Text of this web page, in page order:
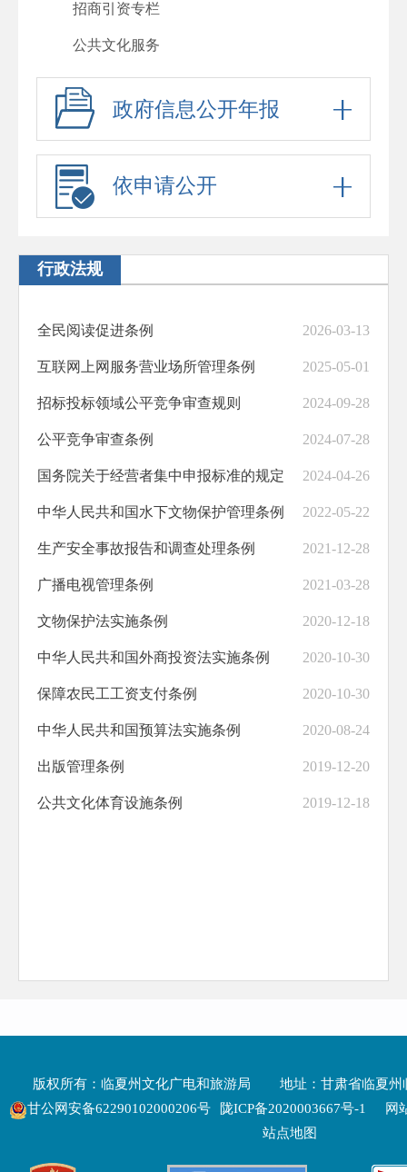
招商引资专栏
公共文化服务
政府信息公开年报
依申请公开
行政法规
全民阅读促进条例 2026-03-13
互联网上网服务营业场所管理条例 2025-05-01
招标投标领域公平竞争审查规则 2024-09-28
公平竞争审查条例 2024-07-28
国务院关于经营者集中申报标准的规定 2024-04-26
中华人民共和国水下文物保护管理条例 2022-05-22
生产安全事故报告和调查处理条例 2021-12-28
广播电视管理条例 2021-03-28
文物保护法实施条例 2020-12-18
中华人民共和国外商投资法实施条例 2020-10-30
保障农民工工资支付条例 2020-10-30
中华人民共和国预算法实施条例 2020-08-24
出版管理条例 2019-12-20
公共文化体育设施条例 2019-12-18
版权所有：临夏州文化广电和旅游局
地址：甘肃省临夏州
甘公网安备62290102000206号
陇ICP备2020003667号-1
网
站点地图